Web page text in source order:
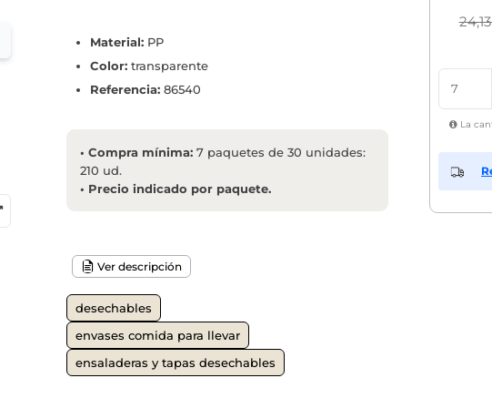
Material:PP
Color:transparente
Referencia: 86540
• Compra mínima: 7 paquetes de 30 unidades:
210 ud.
• Precio indicado por paquete.
Ver descripción
desechables
envases comida para llevar
ensaladeras y tapas desechables
La